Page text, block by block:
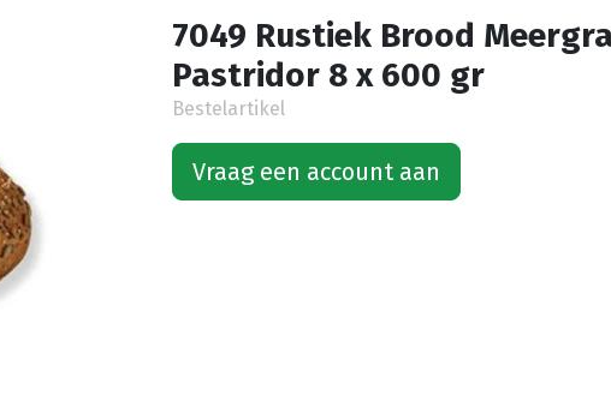
7049 Rustiek Brood
Pastridor 8 x 600 gr
Bestelartikel
Vraag een account aan